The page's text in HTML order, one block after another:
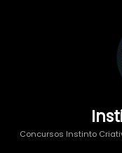
Concursos Instinto